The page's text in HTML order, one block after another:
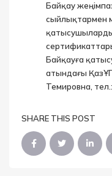
Байқау
сыйлықтармен
Байқауға
атындағы
Темировна,
SHARE THIS POST